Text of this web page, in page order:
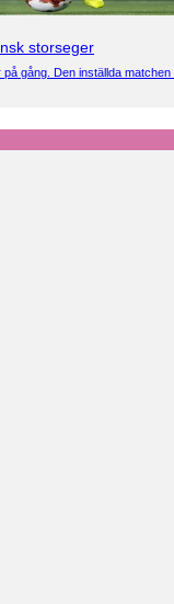
storseger
gång. Den inställda